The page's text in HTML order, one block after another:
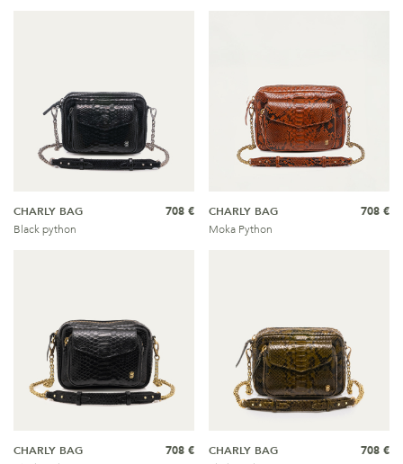
CHARLY BAG
Black python
708 €
CHARLY BAG
Moka Python
708 €
CHARLY BAG
708 €
CHARLY BAG
708 €